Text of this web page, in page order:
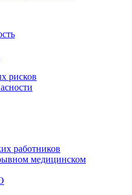
рисков
работников
медицинском